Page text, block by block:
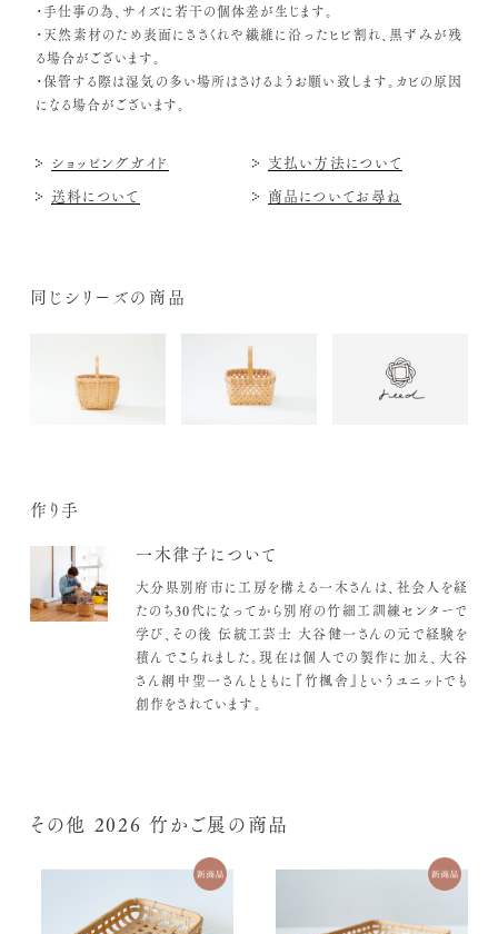
・手仕事の為、サイズに若干の個体差が生じます。
・天然素材のため表面にささくれや繊維に沿ったヒビ割れ、黒ずみが残
る場合がございます。
・保管する際は湿気の多い場所はさけるようお願い致します。カビの原因
になる場合がございます。
ショッピングガイド
支払い方法について
送料について
商品についてお尋ね
同じシリーズの商品
作り手
一木律子について
大分県別府市に工房を構える一木さんは、社会人を経
たのち30代になってから別府の竹細工訓練センターで
学び、その後 伝統工芸士 大谷健一さんの元で経験を
積んでこられました。現在は個人での製作に加え、大谷
さん網中聖一さんとともに『竹楓舎』というユニットでも
創作をされています。
その他 2026 竹かご展の商品